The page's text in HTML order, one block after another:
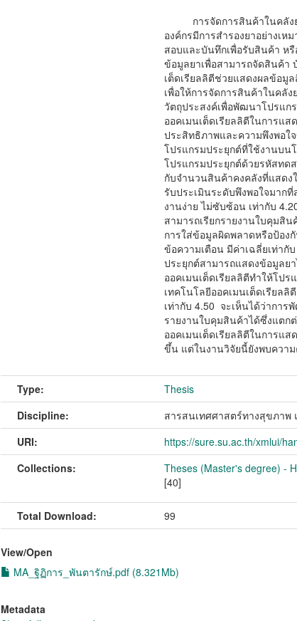
การจัดการสินค้าในคลังยา
องค์กรมีการสำรองยาอย่างเ
สอบและบันทึกเพื่อรับสินค้า ห
ข้อมูลยาเพื่อสามารถจัดสินค้า
เต็ดเรียลลิตีช่วยแสดงผลข้อมู
เพื่อให้การจัดการสินค้าในคลั
วัตถุประสงค์เพื่อพัฒนาโปรแก
ออคเมนเต็ดเรียลลิตีในการแ
ประสิทธิภาพและความพึงพอใ
โปรแกรมประยุกต์ที่ใช้งานบน
โปรแกรมประยุกต์ด้วยรหัสทด
กับจำนวนสินค้าคงคลังที่แสดง
รับประเมินระดับพึงพอใจมาก
งานง่าย ไม่ซับซ้อน เท่ากับ
สามารถเรียกรายงานใบคุมสิ
การใส่ข้อมูลผิดพลาดหรือป้อง
ข้อความเตือน มีค่าเฉลี่ยเท่ากั
ประยุกต์สามารถแสดงข้อมูลย
ออคเมนเต็ดเรียลลิตีทำให้โป
เทคโนโลยีออคเมนเต็ดเรียล
เท่ากับ 4.50 จะเห็นได้ว่ากา
รายงานใบคุมสินค้าได้ซึ่งแตก
ออคเมนเต็ดเรียลลิตีในการแ
ขึ้น แต่ในงานวิจัยนี้ยังพบควา
Type:
Thesis
Discipline:
สารสนเทศศาสตร์ทางสุขภา
URI:
https://sure.su.ac.th/xmlui/
Collections:
Theses (Master's degree) -
[40]
Total Download: 99
View/Open
MA_ฐิฏิการ_พันตารักษ์.pdf (8.321Mb)
Metadata